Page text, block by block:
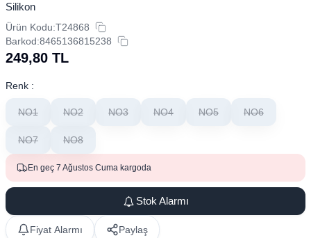
Silikon
Ürün Kodu:T24868
Barkod:8465136815238
249,80 TL
Renk :
NO1 NO2 NO3 NO4 NO5 NO6
NO7 NO8
En geç 7 Ağustos Cuma kargoda
Stok Alarmı
Fiyat Alarmı Paylaş